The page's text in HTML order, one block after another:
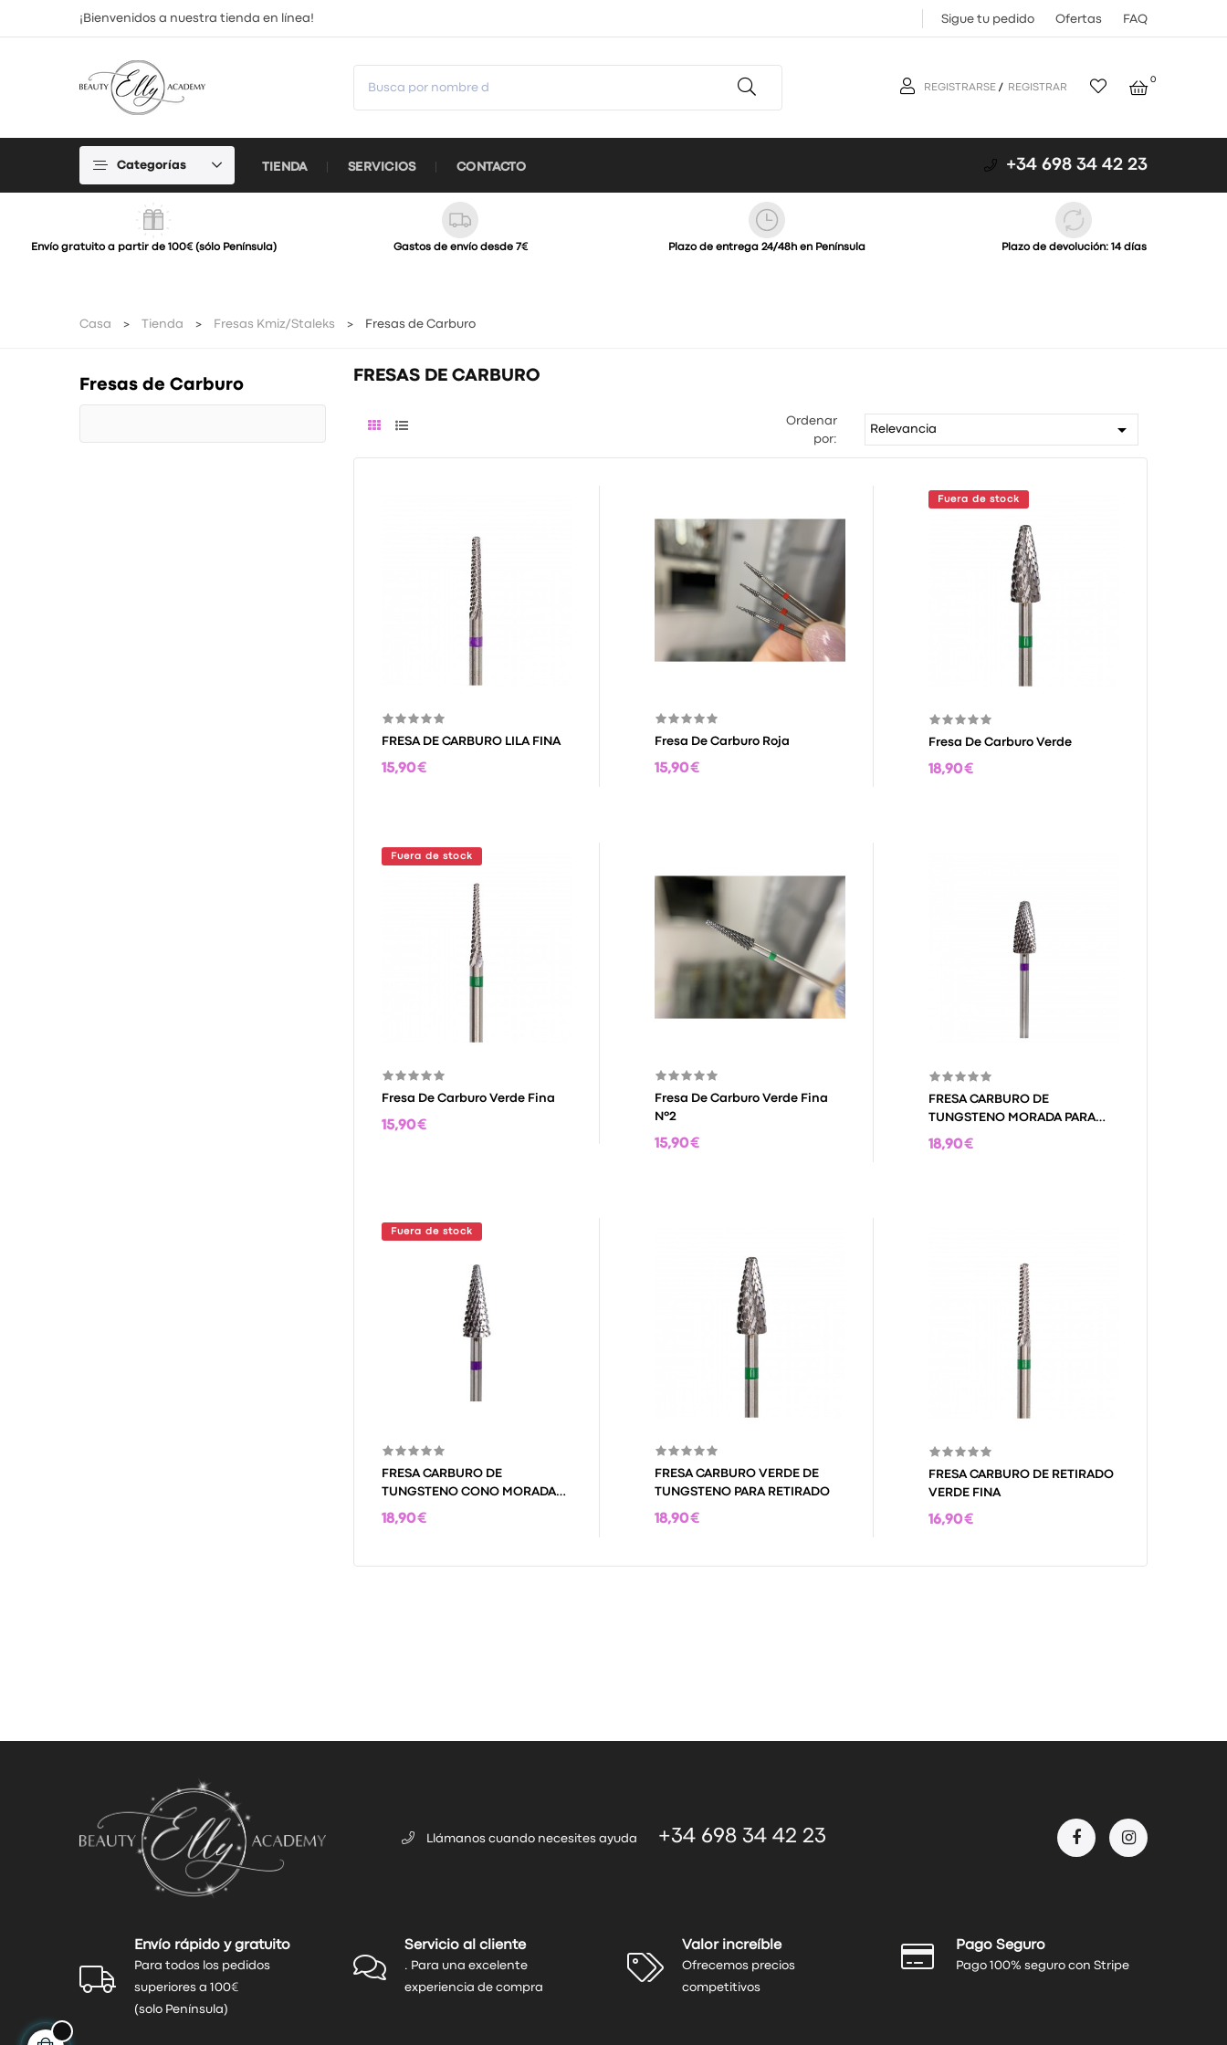
¡Bienvenidos a nuestra tienda en línea! Sigue tu pedido Ofertas FAQ
REGISTRARSE / REGISTRAR
0
Categorías TIENDA SERVICIOS CONTACTO +34 698 34 42 23
Envío gratuito a partir de 100€ (sólo Península) Gastos de envío desde 7€ Plazo de entrega 24/48h en Península Plazo de devolución: 14 días
Casa Tienda Fresas Kmiz/Staleks Fresas de Carburo
Fresas de Carburo
FRESAS DE CARBURO
Ordenar
por:
Relevancia 
FRESA DE CARBURO LILA FINA
15,90 €
Fresa De Carburo Roja
15,90 €
Fuera de stock
Fresa De Carburo Verde
18,90 €
Fuera de stock
Fresa De Carburo Verde Fina
15,90 €
Fresa De Carburo Verde Fina
Nº2
15,90 €
FRESA CARBURO DE
TUNGSTENO MORADA PARA
RETIRADO
18,90 €
Fuera de stock
FRESA CARBURO DE
TUNGSTENO CONO MORADA
PARA RETIRADO
18,90 €
FRESA CARBURO VERDE DE
TUNGSTENO PARA RETIRADO
18,90 €
FRESA CARBURO DE RETIRADO
VERDE FINA
16,90 €
Llámanos cuando necesites ayuda +34 698 34 42 23
Envío rápido y gratuito
Para todos los pedidos
superiores a 100€
(solo Península)
Servicio al cliente
. Para una excelente
experiencia de compra
Valor increíble
Ofrecemos precios
competitivos
Pago Seguro
Pago 100% seguro con Stripe